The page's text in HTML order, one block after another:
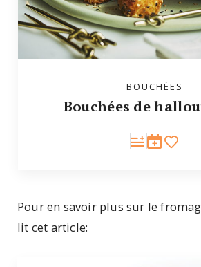
BOUCHÉES
Bouchées de
Pour en savoir plus sur le
lit cet article: